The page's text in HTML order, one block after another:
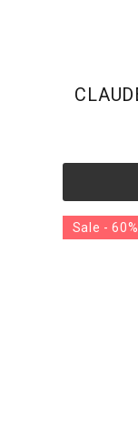
Sale - 60%